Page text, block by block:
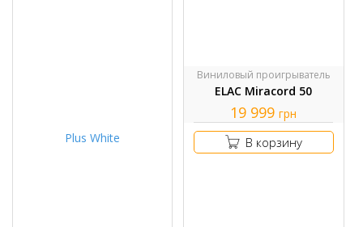
Виниловый проигрыватель
ELAC Miracord 50
19 999 грн
В корзину